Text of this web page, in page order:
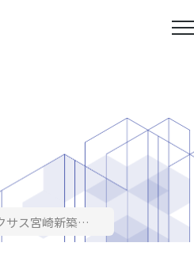
レクサス宮崎新築工事（第６回）